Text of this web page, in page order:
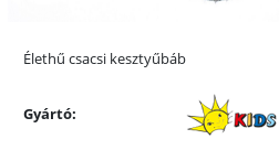
Élethű csacsi kesztyűbáb
Gyártó: